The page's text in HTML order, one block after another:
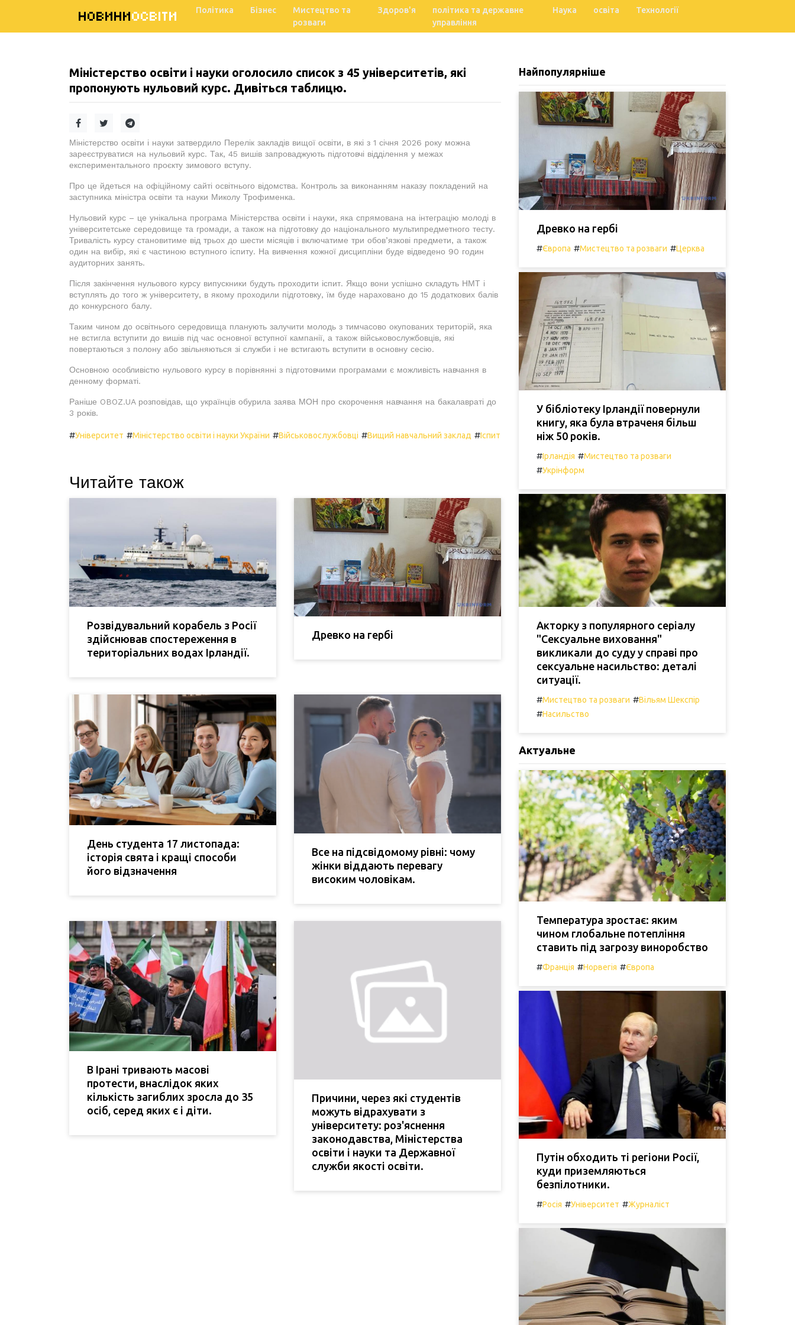
НОВИНИОСВІТИ Політика Бізнес
Мистецтво та
розваги
Здоров'я
політика та державне
управління
Наука освіта Технології
Міністерство освіти і науки оголосило список з 45 університетів, які
пропонують нульовий курс. Дивіться таблицю.
Міністерство освіти і науки затвердило Перелік закладів вищої освіти, в які з 1 січня 2026 року можна
зареєструватися на нульовий курс. Так, 45 вишів запроваджують підготовчі відділення у межах
експериментального проєкту зимового вступу.
Про це йдеться на офіційному сайті освітнього відомства. Контроль за виконанням наказу покладений на
заступника міністра освіти та науки Миколу Трофименка.
Нульовий курс – це унікальна програма Міністерства освіти і науки, яка спрямована на інтеграцію молоді в
університетське середовище та громади, а також на підготовку до національного мультипредметного тесту.
Тривалість курсу становитиме від трьох до шести місяців і включатиме три обов’язкові предмети, а також
один на вибір, які є частиною вступного іспиту. На вивчення кожної дисципліни буде відведено 90 годин
аудиторних занять.
Після закінчення нульового курсу випускники будуть проходити іспит. Якщо вони успішно складуть НМТ і
вступлять до того ж університету, в якому проходили підготовку, їм буде нараховано до 15 додаткових балів
до конкурсного балу.
Таким чином до освітнього середовища планують залучити молодь з тимчасово окупованих територій, яка
не встигла вступити до вишів під час основної вступної кампанії, а також військовослужбовців, які
повертаються з полону або звільняються зі служби і не встигають вступити в основну сесію.
Основною особливістю нульового курсу в порівнянні з підготовчими програмами є можливість навчання в
денному форматі.
Раніше OBOZ.UA розповідав, що українців обурила заява МОН про скорочення навчання на бакалавраті до
3 років.
#Університет #Міністерство освіти і науки України #Військовослужбовці #Вищий навчальний заклад #Іспит
Читайте також
Розвідувальний корабель з Росії
здійснював спостереження в
територіальних водах Ірландії.
Древко на гербі
День студента 17 листопада:
історія свята і кращі способи
його відзначення
Все на підсвідомому рівні: чому
жінки віддають перевагу
високим чоловікам.
В Ірані тривають масові
протести, внаслідок яких
кількість загиблих зросла до 35
осіб, серед яких є і діти.
Причини, через які студентів
можуть відрахувати з
університету: роз'яснення
законодавства, Міністерства
освіти і науки та Державної
служби якості освіти.
Найпопулярніше
Древко на гербі
#Європа #Мистецтво та розваги #Церква
У бібліотеку Ірландії повернули
книгу, яка була втраченя більш
ніж 50 років.
#Ірландія #Мистецтво та розваги
#Укрінформ
Акторку з популярного серіалу
"Сексуальне виховання"
викликали до суду у справі про
сексуальне насильство: деталі
ситуації.
#Мистецтво та розваги #Вільям Шекспір
#Насильство
Актуальне
Температура зростає: яким
чином глобальне потепління
ставить під загрозу виноробство
#Франція #Норвегія #Європа
Путін обходить ті регіони Росії,
куди приземляються
безпілотники.
#Росія #Університет #Журналіст